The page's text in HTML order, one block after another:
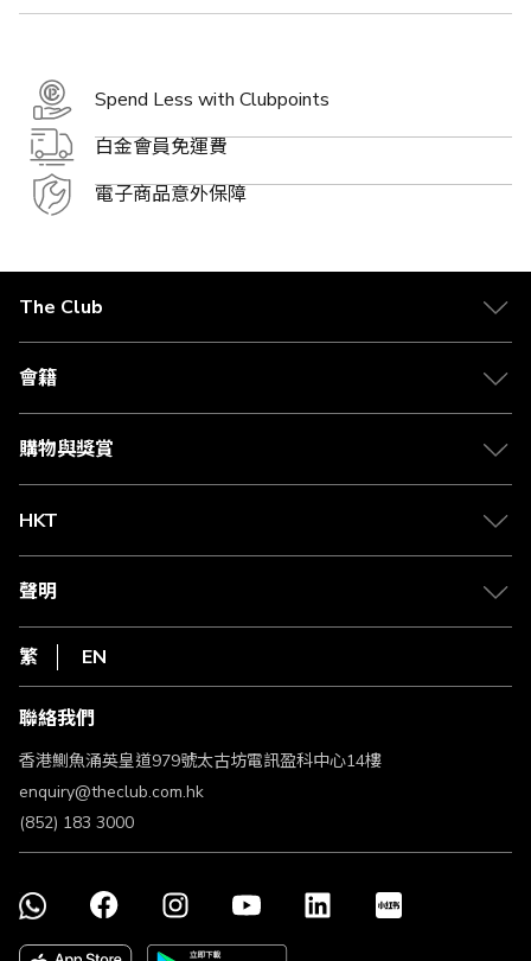
Spend Less with Clubpoints
白金會員免運費
電子商品意外保障
The Club
關於 The Club
合作夥伴
媒體中心
會籍
會籍及專屬禮遇
賺取積分
購物與獎賞
物流與配送
Club Shopping 商品領取站
常見問題
HKT
csl.
1010
HKT
聲明
私隱聲明
使用條款
條款及細則
不歧視及不騷擾聲明
認可牌照及通告
繁 EN
聯絡我們
香港鰂魚涌英皇道979號太古坊電訊盈科中心14樓
enquiry@theclub.com.hk
(852) 183 3000